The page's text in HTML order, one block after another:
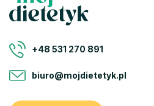
+48 531 270 891
biuro@mojdietetyk.pl